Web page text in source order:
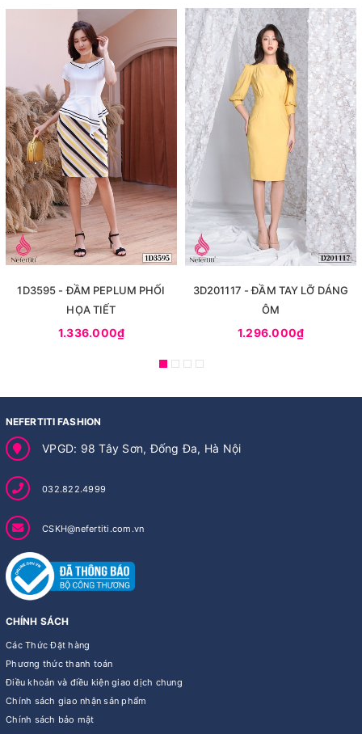
1D3595 - ĐẦM PEPLUM PHỐI
HỌA TIẾT
1.336.000₫
3D201117 - ĐẦM TAY LỠ DÁNG
ÔM
1.296.000₫
NEFERTITI FASHION
VPGD: 98 Tây Sơn, Đống Đa, Hà Nội
032.822.4999
CSKH@nefertiti.com.vn
CHÍNH SÁCH
Các Thức Đặt hàng
Phương thức thanh toán
Điều khoản và điều kiện giao dịch chung
Chính sách giao nhận sản phẩm
Chính sách bảo mật